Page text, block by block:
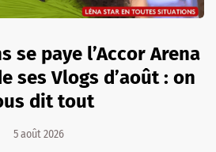
se paye l’Accor Arena
ses Vlogs d’août : on
dit tout
5 août 2026